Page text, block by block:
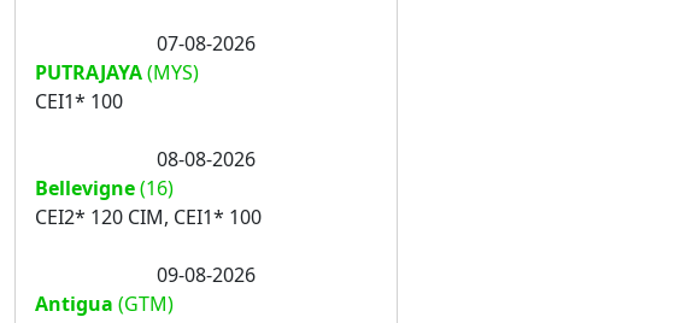
07-08-2026
PUTRAJAYA(MYS)
CEI1* 100
08-08-2026
Bellevigne(16)
CEI2* 120 CIM, CEI1* 100
09-08-2026
Antigua (GTM)